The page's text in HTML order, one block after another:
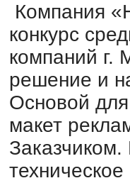
Компания
конкурс
компаний г.
решение и
Основой
макет